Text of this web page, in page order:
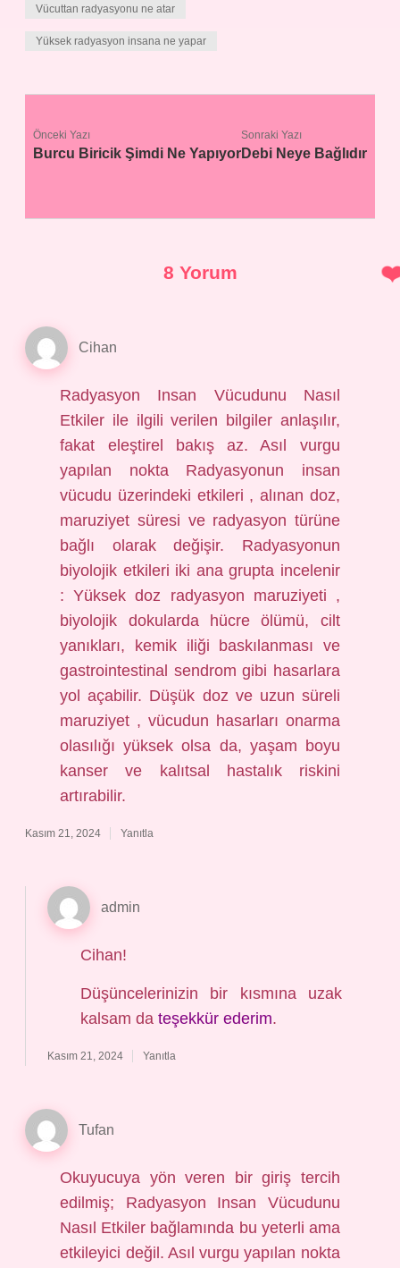
Vücuttan radyasyonu ne atar
Yüksek radyasyon insana ne yapar
Önceki Yazı
Burcu Biricik Şimdi Ne Yapıyor
Sonraki Yazı
Debi Neye Bağlıdır
8 Yorum
Cihan
Radyasyon Insan Vücudunu Nasıl
Etkiler ile ilgili verilen bilgiler anlaşılır,
fakat eleştirel bakış az. Asıl vurgu
yapılan nokta Radyasyonun insan
vücudu üzerindeki etkileri , alınan doz,
maruziyet süresi ve radyasyon türüne
bağlı olarak değişir. Radyasyonun
biyolojik etkileri iki ana grupta incelenir
: Yüksek doz radyasyon maruziyeti ,
biyolojik dokularda hücre ölümü, cilt
yanıkları, kemik iliği baskılanması ve
gastrointestinal sendrom gibi hasarlara
yol açabilir. Düşük doz ve uzun süreli
maruziyet , vücudun hasarları onarma
olasılığı yüksek olsa da, yaşam boyu
kanser ve kalıtsal hastalık riskini
artırabilir.
Kasım 21, 2024 Yanıtla
admin
Cihan!
Düşüncelerinizin bir kısmına uzak
kalsam da teşekkür ederim.
Kasım 21, 2024 Yanıtla
Tufan
Okuyucuya yön veren bir giriş tercih
edilmiş; Radyasyon Insan Vücudunu
Nasıl Etkiler bağlamında bu yeterli ama
etkileyici değil. Asıl vurgu yapılan nokta